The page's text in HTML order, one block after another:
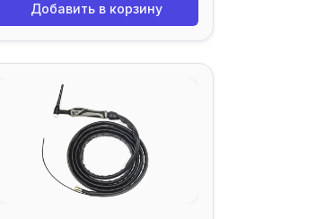
Добавить в корзину